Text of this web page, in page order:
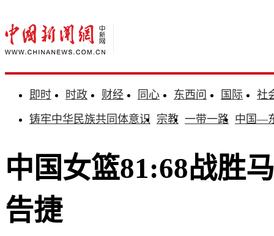
即时 时政 财经 同心 东西问 国际
社
铸牢中华民族共同体意识 宗教 一带一路 中国—
中国女篮81:68战胜
告捷